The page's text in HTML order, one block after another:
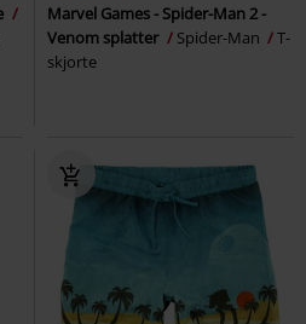
Marvel Games - Spider-Man 2 -
Venom splatter
Spider-Man
T-
skjorte